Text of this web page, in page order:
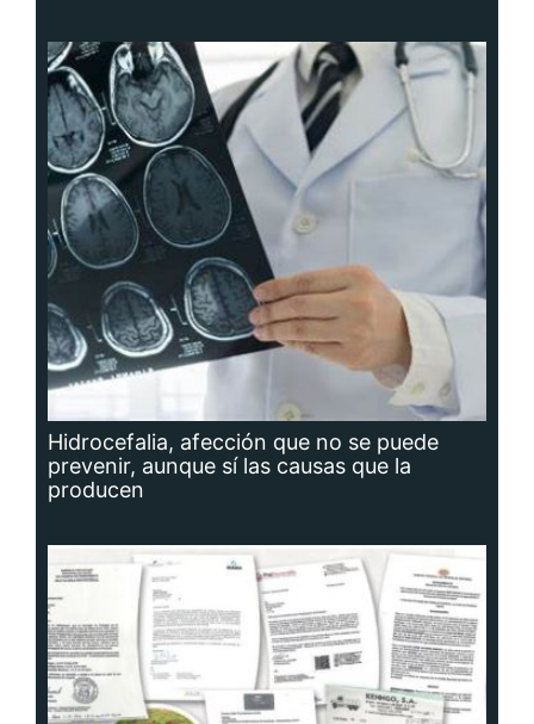
Hidrocefalia, afección que no se puede
prevenir, aunque sí las causas que la
producen